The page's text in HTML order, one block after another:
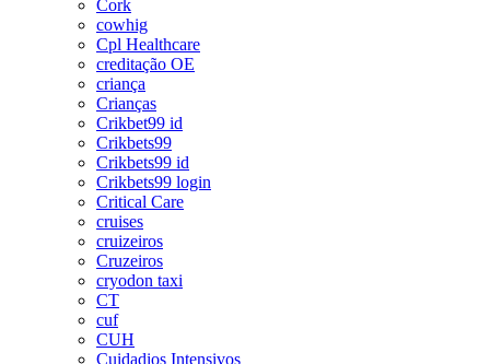
Cork
cowhig
Cpl Healthcare
creditação OE
criança
Crianças
Crikbet99 id
Crikbets99
Crikbets99 id
Crikbets99 login
Critical Care
cruises
cruizeiros
Cruzeiros
cryodon taxi
CT
cuf
CUH
Cuidadios Intensivos